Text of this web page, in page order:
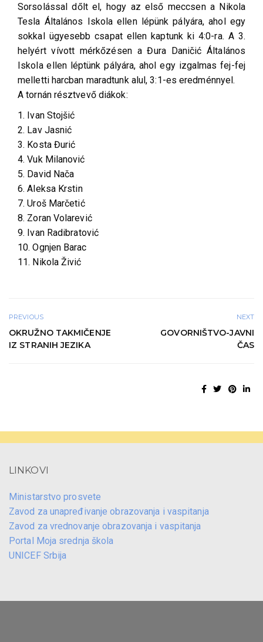
Sorsolással dőlt el, hogy az első meccsen a Nikola
Tesla Általános Iskola ellen lépünk pályára, ahol egy
sokkal ügyesebb csapat ellen kaptunk ki 4:0-ra. A 3.
helyért vívott mérkőzésen a Đura Daničić Általános
Iskola ellen léptünk pályára, ahol egy izgalmas fej-fej
melletti harcban maradtunk alul, 3:1-es eredménnyel.
A tornán résztvevő diákok:
1. Ivan Stojšić
2. Lav Jasnić
3. Kosta Đurić
4. Vuk Milanović
5. David Nača
6. Aleksa Krstin
7. Uroš Marčetić
8. Zoran Volarević
9. Ivan Radibratović
10. Ognjen Barac
11. Nikola Živić
PREVIOUS
OKRUŽNO TAKMIČENJE
IZ STRANIH JEZIKA
NEXT
GOVORNIŠTVO-JAVNI
ČAS
LINKOVI
Ministarstvo prosvete
Zavod za unapređivanje obrazovanja i vaspitanja
Zavod za vrednovanje obrazovanja i vaspitanja
Portal Moja srednja škola
UNICEF Srbija